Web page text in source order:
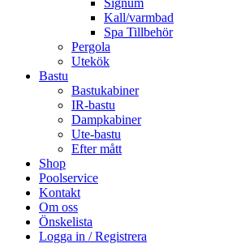
Signum
Kall/varmbad
Spa Tillbehör
Pergola
Utekök
Bastu
Bastukabiner
IR-bastu
Dampkabiner
Ute-bastu
Efter mått
Shop
Poolservice
Kontakt
Om oss
Önskelista
Logga in / Registrera